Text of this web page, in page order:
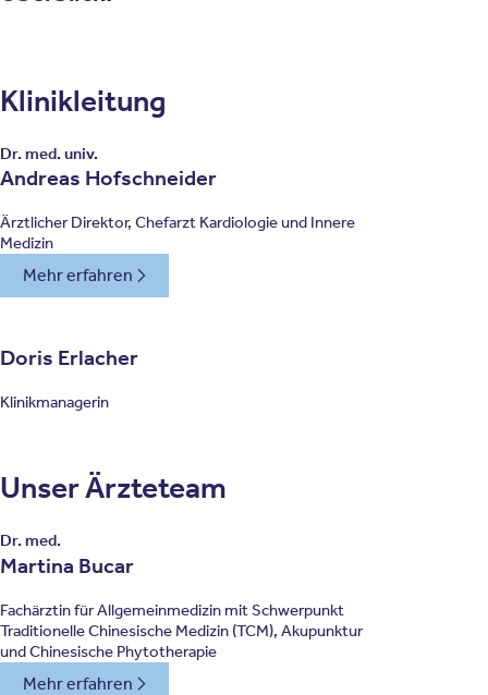
Klinikleitung
Dr. med. univ.
Andreas Hofschneider
Ärztlicher Direktor, Chefarzt Kardiologie und Innere
Medizin
Mehr erfahren
Doris Erlacher
Klinikmanagerin
Unser Ärzteteam
Dr. med.
Martina Bucar
Fachärztin für Allgemeinmedizin mit Schwerpunkt
Traditionelle Chinesische Medizin (TCM), Akupunktur
und Chinesische Phytotherapie
Mehr erfahren